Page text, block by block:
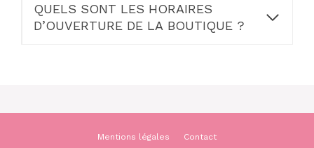
QUELS SONT LES HORAIRES
D’OUVERTURE DE LA BOUTIQUE ?
Mentions légales Contact